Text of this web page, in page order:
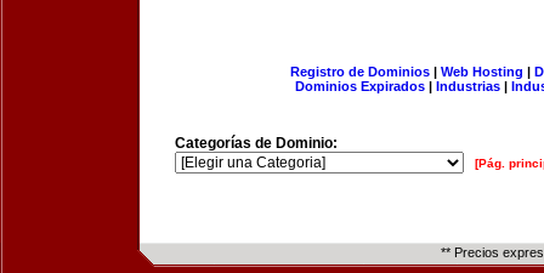
Registro de Dominios| Web Hosting |
Dominios Expirados | Industrias |
Categorías de Dominio:
[Pág.
** Precios